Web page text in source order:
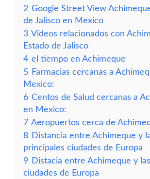
2 Google Street View
de Jalisco en Mexico
3 Vídeos relacionados con
Estado de Jalisco
4 el tiempo en Achimeque
5 Farmacias cercanas a
Mexico:
6 Centos de Salud cercanas a
en Mexico:
7 Aeropuertos cerca de
8 Distancia entre Achimeque y
principales ciudades de Europa
9 Distacia entre Achimeque y
ciudades de Europa